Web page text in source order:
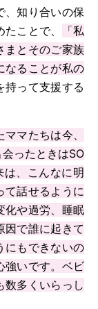
、知り合いの保
ことで、
「私
まとそのご家族
なることが私の
持って支援する
マたちは今、
ったときはSO
、こんなに明
て話せるように
化や過労、睡眠
因で誰に起きて
にもできないの
強いです。ベビ
数多くいらっし